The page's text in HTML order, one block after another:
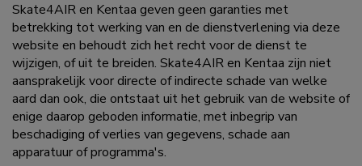
Skate4AIR en Kentaa geven geen garanties met
betrekking tot werking van en de dienstverlening via deze
website en behoudt zich het recht voor de dienst te
wijzigen, of uit te breiden. Skate4AIR en Kentaa zijn niet
aansprakelijk voor directe of indirecte schade van welke
aard dan ook, die ontstaat uit het gebruik van de website of
enige daarop geboden informatie, met inbegrip van
beschadiging of verlies van gegevens, schade aan
apparatuur of programma's.